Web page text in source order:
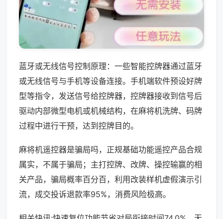
蓝牙或无线信号控制原理：一些智能控牌器通过蓝牙
或无线信号与手机等设备连接。手机端软件预设好牌
型等指令，发送信号给控牌器，控牌器接收到信号后
驱动内部微型电机或机械结构，在麻将机洗牌、码牌
过程中进行干预，达到控牌目的。
麻将机遥控器是骗局吗，正规基础功能遥控产品合规
属实，不属于骗局；主打控牌、改牌、操控输赢的相
关产品，骗局概率百分百，利用改装样机虚假演示引
流，成交投诉退款率95%，消费风险极高。